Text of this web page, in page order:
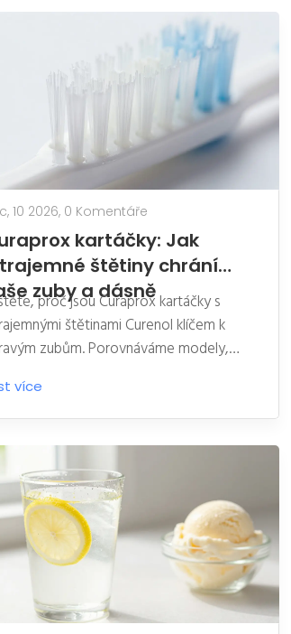
10 2026, 0 Komentáře
kartáčky: Jak
štětiny chrání
zuby a dásně
proč jsou Curaprox kartáčky s
štětinami Curenol klíčem k
zubům. Porovnáváme modely,
čištění a výhody pro citlivé dásně.
více